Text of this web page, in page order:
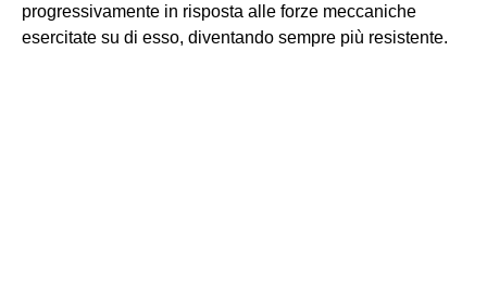
progressivamente in risposta alle forze meccaniche
esercitate su di esso, diventando sempre più resistente.